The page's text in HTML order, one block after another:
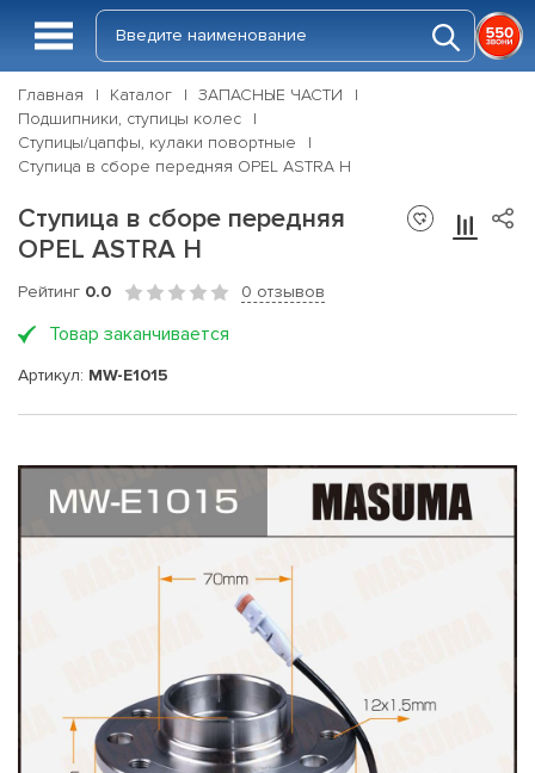
Главная Каталог
ЗАПАСНЫЕ ЧАСТИ
Подшипники, ступицы колес
Ступицы/цапфы, кулаки повортные
Ступица в сборе передняя OPEL ASTRA H
Ступица в сборе передняя
OPEL ASTRA H
Рейтинг 0.0 0 отзывов
Товар заканчивается
Артикул: MW-E1015